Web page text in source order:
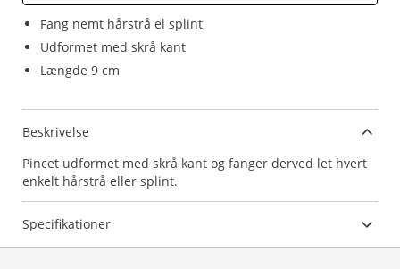
Fang nemt hårstrå el splint
Udformet med skrå kant
Længde 9 cm
Beskrivelse
Pincet udformet med skrå kant og fanger derved let hvert
enkelt hårstrå eller splint.
Specifikationer